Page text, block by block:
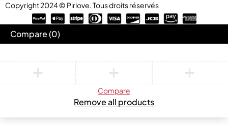
Copyright 2024 © Pirlove. Tous droits réservés
Compare(0)
Compare
Remove all products